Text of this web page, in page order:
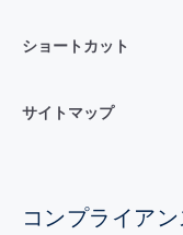
ショートカット
サイトマップ
コンプライア